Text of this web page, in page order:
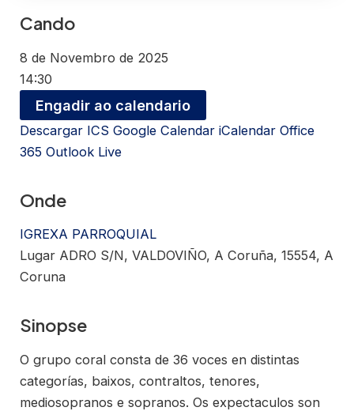
Cando
8 de Novembro de 2025
14:30
Engadir ao calendario
Descargar ICS Google Calendar iCalendar Office
365 Outlook Live
Onde
IGREXA PARROQUIAL
Lugar ADRO S/N, VALDOVIÑO, A Coruña, 15554, A
Coruna
Sinopse
O grupo coral consta de 36 voces en distintas
categorías, baixos, contraltos, tenores,
mediosopranos e sopranos. Os expectaculos son